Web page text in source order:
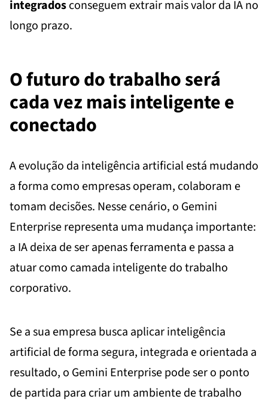
integradosconseguem extrair mais valor da IA no
longo prazo.
O futuro do trabalho será
cada vez mais inteligente e
conectado
A evolução da inteligência artificial está mudando
a forma como empresas operam, colaboram e
tomam decisões. Nesse cenário, o Gemini
Enterprise representa uma mudança importante:
a IA deixa de ser apenas ferramenta e passa a
atuar como camada inteligente do trabalho
corporativo.
Se a sua empresa busca aplicar inteligência
artificial de forma segura, integrada e orientada a
resultado, o Gemini Enterprise pode ser o ponto
de partida para criar um ambiente de trabalho